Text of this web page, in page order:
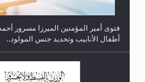
فتوى أمير المؤمنين الميرزا مسرور
أطفال الأنابيب وتحديد جنس المولود..